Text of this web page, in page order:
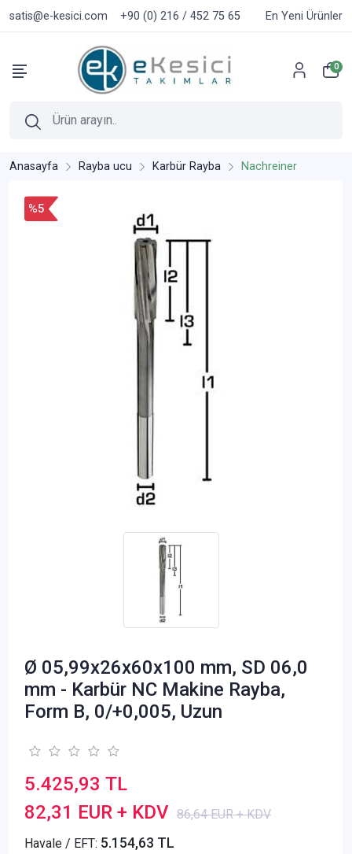
satis@e-kesici.com +90 (0) 216 / 452 75 65 En Yeni Ürünler
0
Anasayfa Rayba ucu Karbür Rayba Nachreiner
%5
Ø 05,99x26x60x100 mm, SD 06,0
mm - Karbür NC Makine Rayba,
Form B, 0/+0,005, Uzun
5.425,93 TL
82,31 EUR + KDV 86,64 EUR + KDV
Havale / EFT: 5.154,63 TL